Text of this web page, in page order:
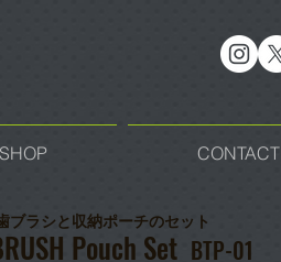
SHOP CONTACT
Pouch Set BTP-01
ブラシと収納ポーチのセット